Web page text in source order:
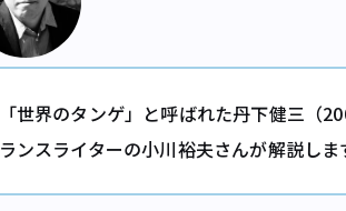
「世界のタンゲ」と呼ばれた丹下健三（
ランスライターの小川裕夫さんが解説しま